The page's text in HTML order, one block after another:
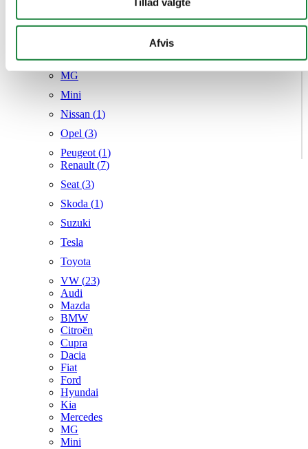
annonceringspartnere og analysepartnere. Vores partnere
kan kombinere disse data med andre oplysninger, du har
givet dem, eller som de har indsamlet fra din brug af deres
tjenester.
Afvis
Kia (4)
Mercedes
MG
Mini
Nissan (1)
Opel (3)
Peugeot (1)
Renault (7)
Seat (3)
Skoda (1)
Suzuki
Tesla
Toyota
VW (23)
Audi
Mazda
BMW
Citroën
Cupra
Dacia
Fiat
Ford
Hyundai
Kia
Mercedes
MG
Mini